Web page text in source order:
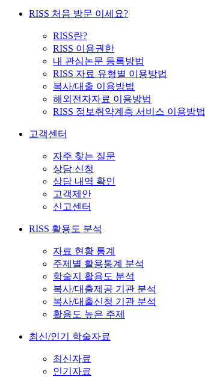
RISS 처음 방문 이세요?
RISS란?
RISS 이용권한
내 관심논문 등록방법
RISS 자료 유형별 이용방법
복사/대출 이용방법
해외전자자료 이용방법
RISS 정보취약계층 서비스 이용방법
고객센터
자주 찾는 질문
상담 신청
상담 내역 확인
고객제안
신고센터
RISS 활용도 분석
자료 현황 통계
주제별 활용통계 분석
학술지 활용도 분석
복사/대출제공 기관 분석
복사/대출신청 기관 분석
활용도 높은 주제
최신/인기 학술자료
최신자료
인기자료